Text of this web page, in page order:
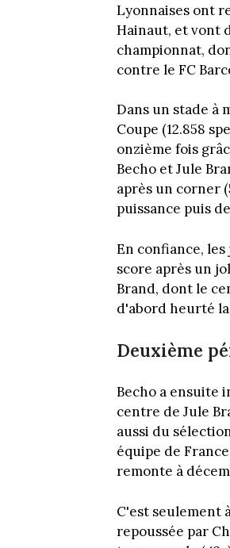
Lyonnaises ont
Hainaut, et vont
championnat,
contre le FC
Dans un stade à
Coupe (12.858
onzième fois
Becho et Jule
après un corner
puissance puis
En confiance,
score après un
Brand, dont le
d'abord heurté
Deuxième
Becho a ensuite
centre de Jule
aussi du
équipe de
remonte à
C'est seulement
repoussée par